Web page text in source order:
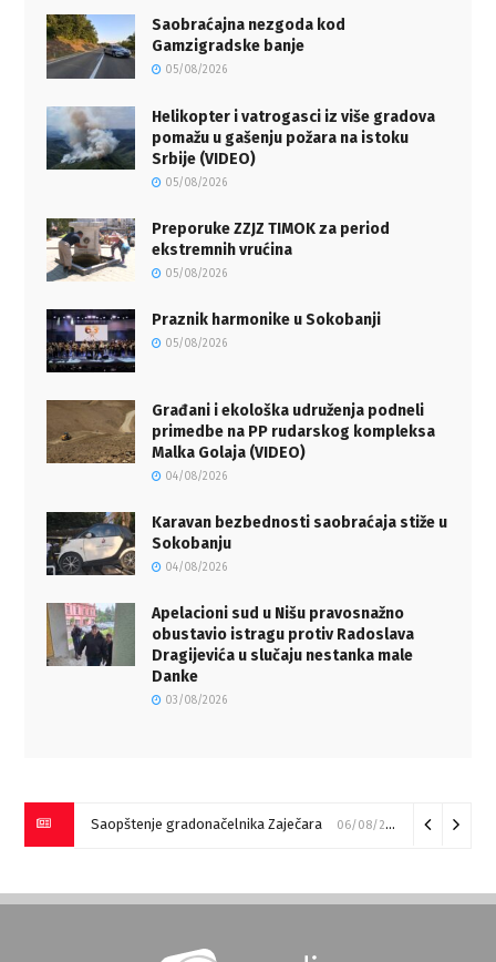
Saobraćajna nezgoda kod
Gamzigradske banje
05/08/2026
Helikopter i vatrogasci iz više gradova
pomažu u gašenju požara na istoku
Srbije (VIDEO)
05/08/2026
Preporuke ZZJZ TIMOK za period
ekstremnih vrućina
05/08/2026
Praznik harmonike u Sokobanji
05/08/2026
Građani i ekološka udruženja podneli
primedbe na PP rudarskog kompleksa
Malka Golaja (VIDEO)
04/08/2026
Karavan bezbednosti saobraćaja stiže u
Sokobanju
04/08/2026
Apelacioni sud u Nišu pravosnažno
obustavio istragu protiv Radoslava
Dragijevića u slučaju nestanka male
Danke
03/08/2026
Saopštenje gradonačelnika Zaječara 06/08/2026